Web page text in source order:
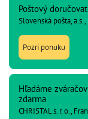
Poštový
Slovenská pošta,
Pozri ponuku
Hľadáme
zdarma
CHRISTAL s. r. o.,